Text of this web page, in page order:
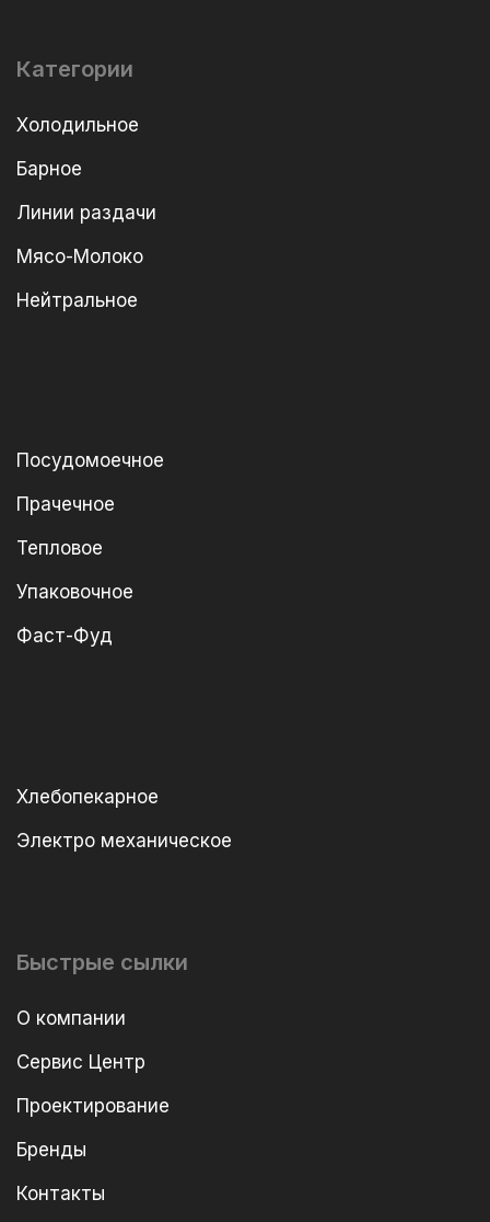
Категории
Холодильное
Барное
Линии раздачи
Мясо-Молоко
Нейтральное
Посудомоечное
Прачечное
Тепловое
Упаковочное
Фаст-Фуд
Хлебопекарное
Электро механическое
Быстрые сылки
О компании
Сервис Центр
Проектирование
Бренды
Контакты